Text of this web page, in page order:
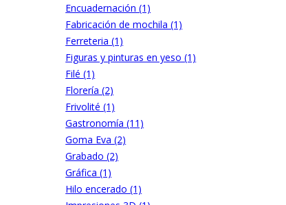
Encuadernación (1)
Fabricación de mochila (1)
Ferreteria (1)
Figuras y pinturas en yeso (1)
Filé (1)
Florería (2)
Frivolité (1)
Gastronomía (11)
Goma Eva (2)
Grabado (2)
Gráfica (1)
Hilo encerado (1)